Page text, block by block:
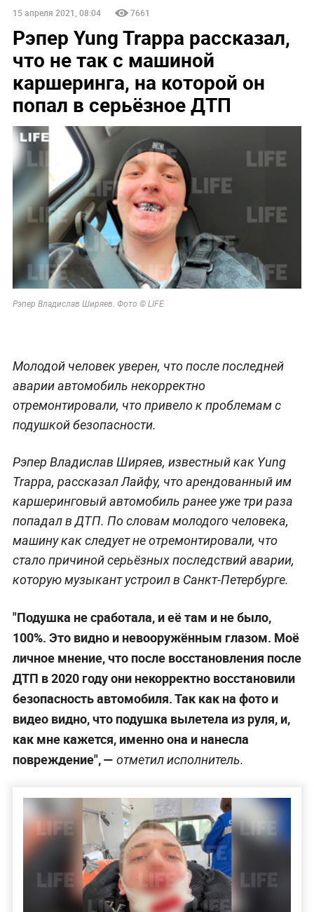
15 апреля 2021, 08:04 7661
Рэпер Yung Trappa рассказал,
что не так с машиной
каршеринга, на которой он
попал в серьёзное ДТП
Рэпер Владислав Ширяев. Фото © LIFE
Молодой человек уверен, что после последней
аварии автомобиль некорректно
отремонтировали, что привело к проблемам с
подушкой безопасности.
Рэпер Владислав Ширяев, известный как Yung
Trappa, рассказал Лайфу, что арендованный им
каршеринговый автомобиль ранее уже три раза
попадал в ДТП. По словам молодого человека,
машину как следует не отремонтировали, что
стало причиной серьёзных последствий аварии,
которую музыкант устроил в Санкт-Петербурге.
"Подушка не сработала, и её там и не было,
100%. Это видно и невооружённым глазом. Моё
личное мнение, что после восстановления после
ДТП в 2020 году они некорректно восстановили
безопасность автомобиля. Так как на фото и
видео видно, что подушка вылетела из руля, и,
как мне кажется, именно она и нанесла
повреждение", — отметил исполнитель.